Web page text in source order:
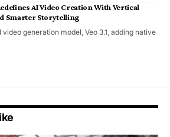
AI Video Creation With Vertical
Smarter Storytelling
video generation model, Veo 3.1, adding native